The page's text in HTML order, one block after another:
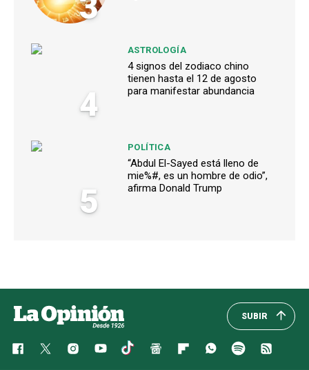
4
ASTROLOGÍA
4 signos del zodiaco chino
tienen hasta el 12 de agosto
para manifestar abundancia
5
POLÍTICA
“Abdul El-Sayed está lleno de
mie%#, es un hombre de odio”,
afirma Donald Trump
SUBIR